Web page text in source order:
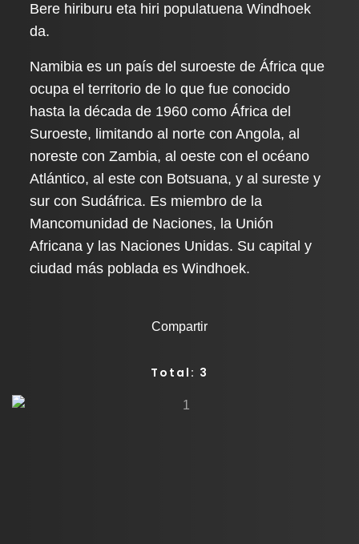
Bere hiriburu eta hiri populatuena Windhoek
da.
Namibia es un país del suroeste de África que
ocupa el territorio de lo que fue conocido
hasta la década de 1960 como África del
Suroeste, limitando al norte con Angola, al
noreste con Zambia, al oeste con el océano
Atlántico, al este con Botsuana, y al sureste y
sur con Sudáfrica. Es miembro de la
Mancomunidad de Naciones, la Unión
Africana y las Naciones Unidas. Su capital y
ciudad más poblada es Windhoek.
Compartir
Total: 3